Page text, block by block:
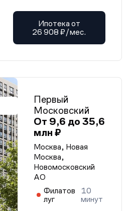
Ипотека от
26 908 ₽/мес.
Первый
Московский
От 9,6 до 35,6
млн ₽
Москва, Новая
Москва,
Новомосковский
АО
Филатов
луг
10
минут